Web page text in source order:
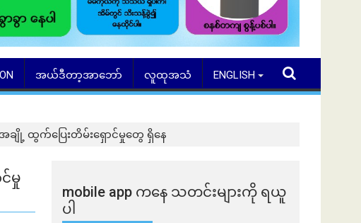
အယ်ဒီတာ့အာဘော် လူထုအသံ ENGLISH
ထွက်ပြေးတိမ်းရှောင်မှုတွေ ရှိနေ
မှု
mobile app ​​ကနေ ​​သတင်းများကို ရယူ
ပါ